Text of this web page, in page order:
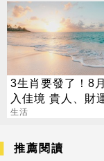
3生肖要發了！8
入佳境 貴人、財
生活
推薦閱讀